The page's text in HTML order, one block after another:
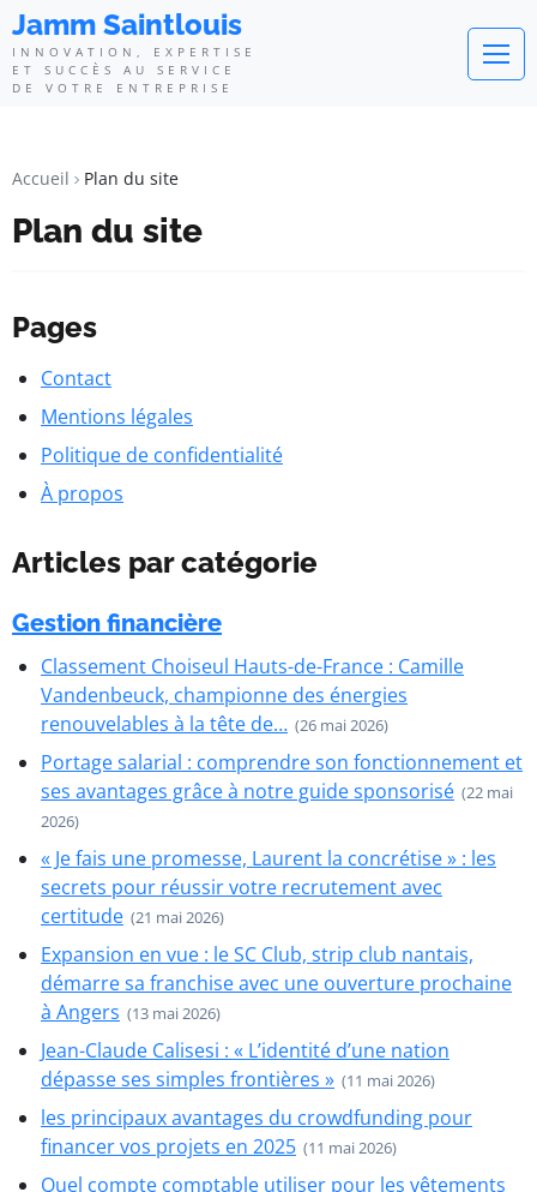
Jamm Saintlouis
INNOVATION, EXPERTISE
ET SUCCÈS AU SERVICE
DE VOTRE ENTREPRISE
Accueil Plan du site
Plan du site
Pages
Contact
Mentions légales
Politique de confidentialité
À propos
Articles par catégorie
Gestion financière
Classement Choiseul Hauts-de-France : Camille
Vandenbeuck, championne des énergies
renouvelables à la tête de… (26 mai 2026)
Portage salarial : comprendre son fonctionnement et
ses avantages grâce à notre guide sponsorisé (22 mai
2026)
« Je fais une promesse, Laurent la concrétise » : les
secrets pour réussir votre recrutement avec
certitude (21 mai 2026)
Expansion en vue : le SC Club, strip club nantais,
démarre sa franchise avec une ouverture prochaine
à Angers (13 mai 2026)
Jean-Claude Calisesi : « L’identité d’une nation
dépasse ses simples frontières » (11 mai 2026)
les principaux avantages du crowdfunding pour
financer vos projets en 2025 (11 mai 2026)
Quel compte comptable utiliser pour les vêtements